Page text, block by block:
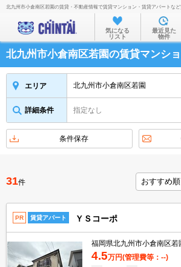
お部屋を探す
沿線・駅から
住所から
家賃相場から
物件特集から
不動産会社か
TOP
北九州市小倉南区若園の賃貸・不動産情報で賃貸マンション・賃貸アパートな
気になる
リスト
最近見た
物件
北九州市小倉南区若園の賃貸マンシ
エリア 北九州市小倉南区若園
詳細条件 指定なし
条件保存
31件
PR 賃貸アパート ＹＳコーポ
福岡県北九州市小倉南区若
4.5万円(管理費等：--)